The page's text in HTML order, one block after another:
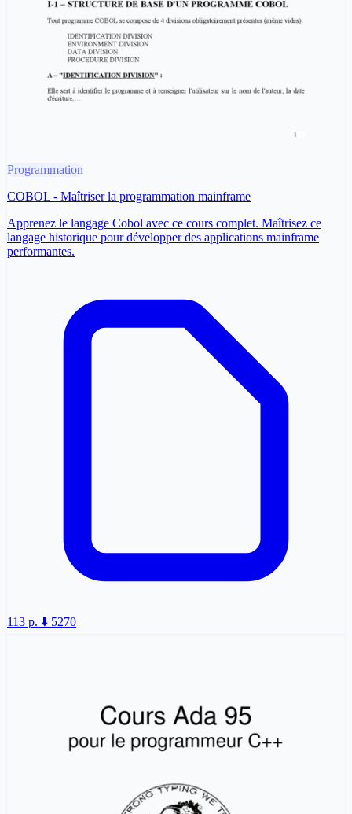
Programmation
COBOL - Maîtriser la programmation mainframe
Apprenez le langage Cobol avec ce cours complet. Maîtrisez ce
langage historique pour développer des applications mainframe
performantes.
113 p. ⬇️ 5270